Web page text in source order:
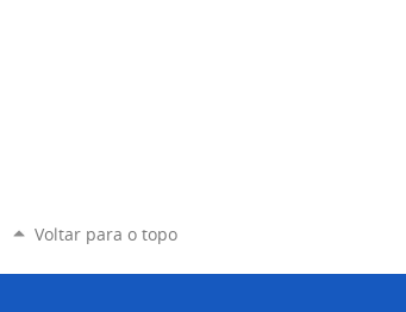
Voltar para o topo